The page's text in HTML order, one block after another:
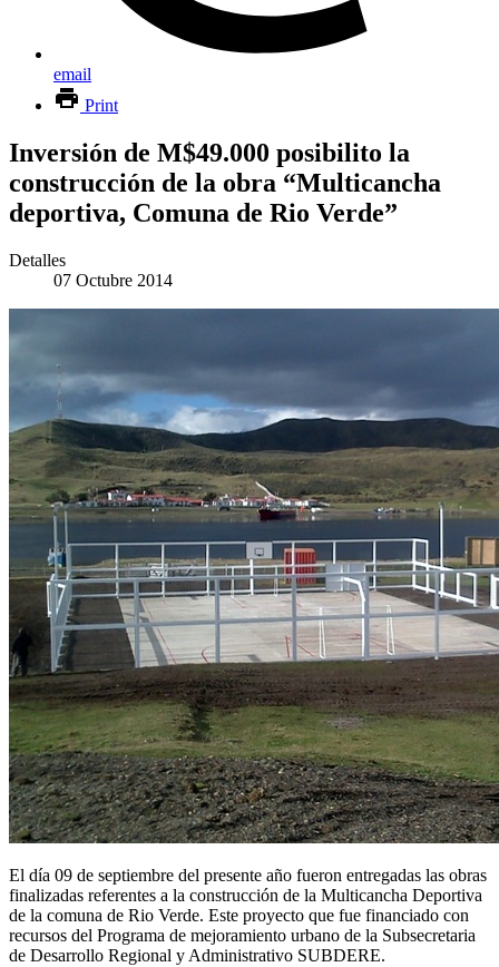
email
Print
Inversión de M$49.000 posibilito la
construcción de la obra “Multicancha
deportiva, Comuna de Rio Verde”
Detalles
07 Octubre 2014
El día 09 de septiembre del presente año fueron entregadas las obras
finalizadas referentes a la construcción de la Multicancha Deportiva
de la comuna de Rio Verde. Este proyecto que fue financiado con
recursos del Programa de mejoramiento urbano de la Subsecretaria
de Desarrollo Regional y Administrativo SUBDERE.